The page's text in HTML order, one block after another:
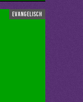
evangelisch